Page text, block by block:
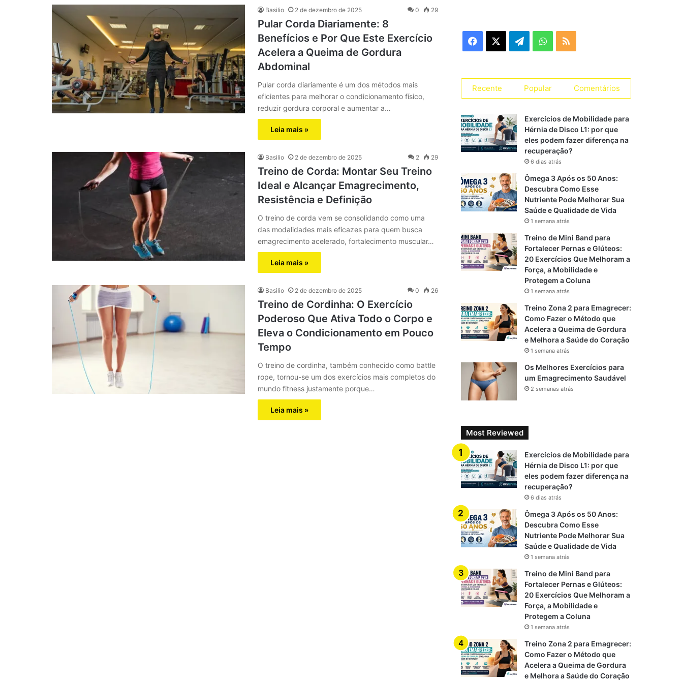
Basilio 2 de dezembro de 2025 0 29
Pular Corda Diariamente: 8
Benefícios e Por Que Este Exercício
Acelera a Queima de Gordura
Abdominal
Pular corda diariamente é um dos métodos mais
eficientes para melhorar o condicionamento físico,
reduzir gordura corporal e aumentar a…
Leia mais »
Basilio 2 de dezembro de 2025 2 29
Treino de Corda: Montar Seu Treino
Ideal e Alcançar Emagrecimento,
Resistência e Definição
O treino de corda vem se consolidando como uma
das modalidades mais eficazes para quem busca
emagrecimento acelerado, fortalecimento muscular…
Leia mais »
Basilio 2 de dezembro de 2025 0 26
Treino de Cordinha: O Exercício
Poderoso Que Ativa Todo o Corpo e
Eleva o Condicionamento em Pouco
Tempo
O treino de cordinha, também conhecido como battle
rope, tornou-se um dos exercícios mais completos do
mundo fitness justamente porque…
Leia mais »
r
a
c
e
b
o
k
l
e
g
r
a
m
W
a
t
s
A
p
p
S
Recente Popular Comentários
Exercícios de Mobilidade para
Hérnia de Disco L1: por que
eles podem fazer diferença na
recuperação?
6 dias atrás
Ômega 3 Após os 50 Anos:
Descubra Como Esse
Nutriente Pode Melhorar Sua
Saúde e Qualidade de Vida
1 semana atrás
Treino de Mini Band para
Fortalecer Pernas e Glúteos:
20 Exercícios Que Melhoram a
Força, a Mobilidade e
Protegem a Coluna
1 semana atrás
Treino Zona 2 para Emagrecer:
Como Fazer o Método que
Acelera a Queima de Gordura
e Melhora a Saúde do Coração
1 semana atrás
Os Melhores Exercícios para
um Emagrecimento Saudável
2 semanas atrás
Most Reviewed
Exercícios de Mobilidade para
Hérnia de Disco L1: por que
eles podem fazer diferença na
recuperação?
6 dias atrás
Ômega 3 Após os 50 Anos:
Descubra Como Esse
Nutriente Pode Melhorar Sua
Saúde e Qualidade de Vida
1 semana atrás
Treino de Mini Band para
Fortalecer Pernas e Glúteos:
20 Exercícios Que Melhoram a
Força, a Mobilidade e
Protegem a Coluna
1 semana atrás
Treino Zona 2 para Emagrecer:
Como Fazer o Método que
Acelera a Queima de Gordura
e Melhora a Saúde do Coração